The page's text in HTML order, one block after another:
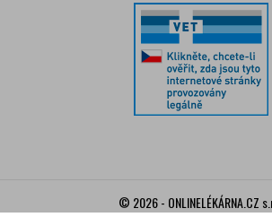
© 2026 - ONLINELÉKÁRNA.CZ